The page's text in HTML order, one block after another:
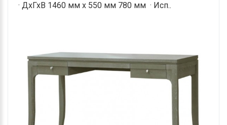
· ДхГхВ 1460 мм х 550 мм 780 мм · Исп..